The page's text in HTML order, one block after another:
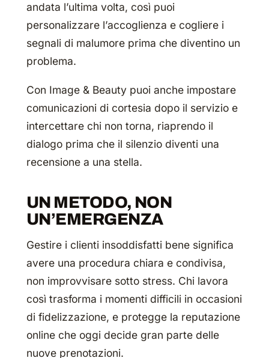
andata l’ultima volta, così puoi
personalizzare l’accoglienza e cogliere i
segnali di malumore prima che diventino un
problema.
Con Image & Beauty puoi anche impostare
comunicazioni di cortesia dopo il servizio e
intercettare chi non torna, riaprendo il
dialogo prima che il silenzio diventi una
recensione a una stella.
UN METODO, NON
UN’EMERGENZA
Gestire i clienti insoddisfatti bene significa
avere una procedura chiara e condivisa,
non improvvisare sotto stress. Chi lavora
così trasforma i momenti difficili in occasioni
di fidelizzazione, e protegge la reputazione
online che oggi decide gran parte delle
nuove prenotazioni.